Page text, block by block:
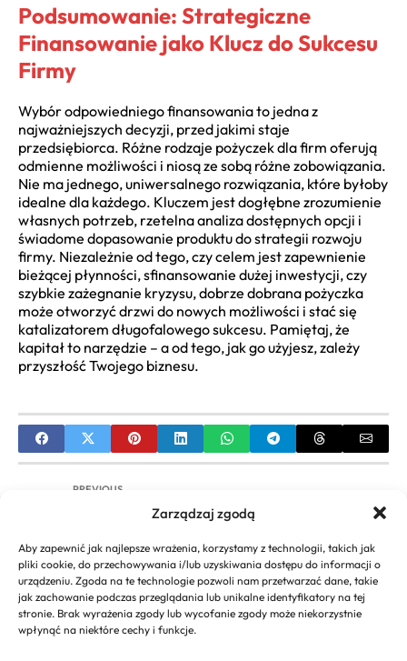
Zarządzaj zgodą
Aby zapewnić jak najlepsze wrażenia, korzystamy z technologii, takich jak
pliki cookie, do przechowywania i/lub uzyskiwania dostępu do informacji o
urządzeniu. Zgoda na te technologie pozwoli nam przetwarzać dane, takie
jak zachowanie podczas przeglądania lub unikalne identyfikatory na tej
stronie. Brak wyrażenia zgody lub wycofanie zgody może niekorzystnie
wpłynąć na niektóre cechy i funkcje.
Podsumowanie: Strategiczne
Finansowanie jako Klucz do Sukcesu
Firmy
Wybór odpowiedniego finansowania to jedna z
najważniejszych decyzji, przed jakimi staje
przedsiębiorca. Różne rodzaje pożyczek dla firm oferują
odmienne możliwości i niosą ze sobą różne zobowiązania.
Nie ma jednego, uniwersalnego rozwiązania, które byłoby
idealne dla każdego. Kluczem jest dogłębne zrozumienie
własnych potrzeb, rzetelna analiza dostępnych opcji i
świadome dopasowanie produktu do strategii rozwoju
firmy. Niezależnie od tego, czy celem jest zapewnienie
bieżącej płynności, sfinansowanie dużej inwestycji, czy
szybkie zażegnanie kryzysu, dobrze dobrana pożyczka
może otworzyć drzwi do nowych możliwości i stać się
katalizatorem długofalowego sukcesu. Pamiętaj, że
kapitał to narzędzie – a od tego, jak go użyjesz, zależy
przyszłość Twojego biznesu.
PREVIOUS
Kredyt obrotowy dla firm: Czym jest i jak
NEXT
Najlepsze firmy IT w Polsce – Kompleksowy
przewodnik wyboru